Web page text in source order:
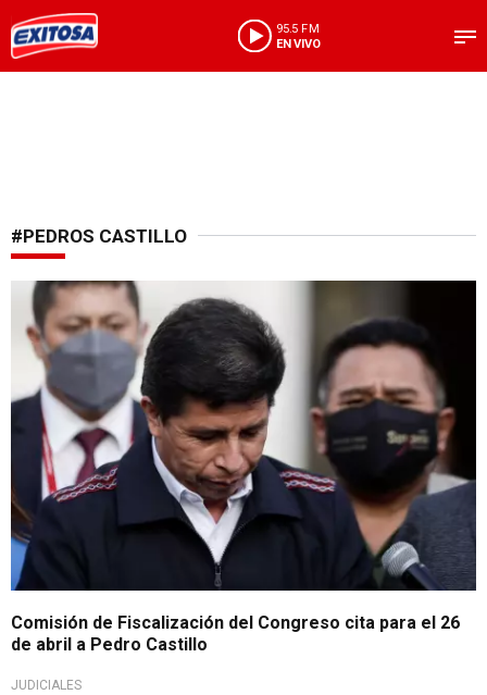
95.5 FM
EN VIVO
#PEDROS CASTILLO
Por investigaciones en su contra
Comisión de Fiscalización del Congreso cita para el 26
de abril a Pedro Castillo
JUDICIALES